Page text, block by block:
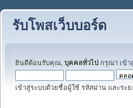
รับโพสเว็บบอร์ด
ยินดีต้อนรับคุณ, บุคคลทั่วไป กรุณา เข้า
เข้าสู่ระบบด้วยชื่อผู้ใช้ รหัสผ่าน และระย